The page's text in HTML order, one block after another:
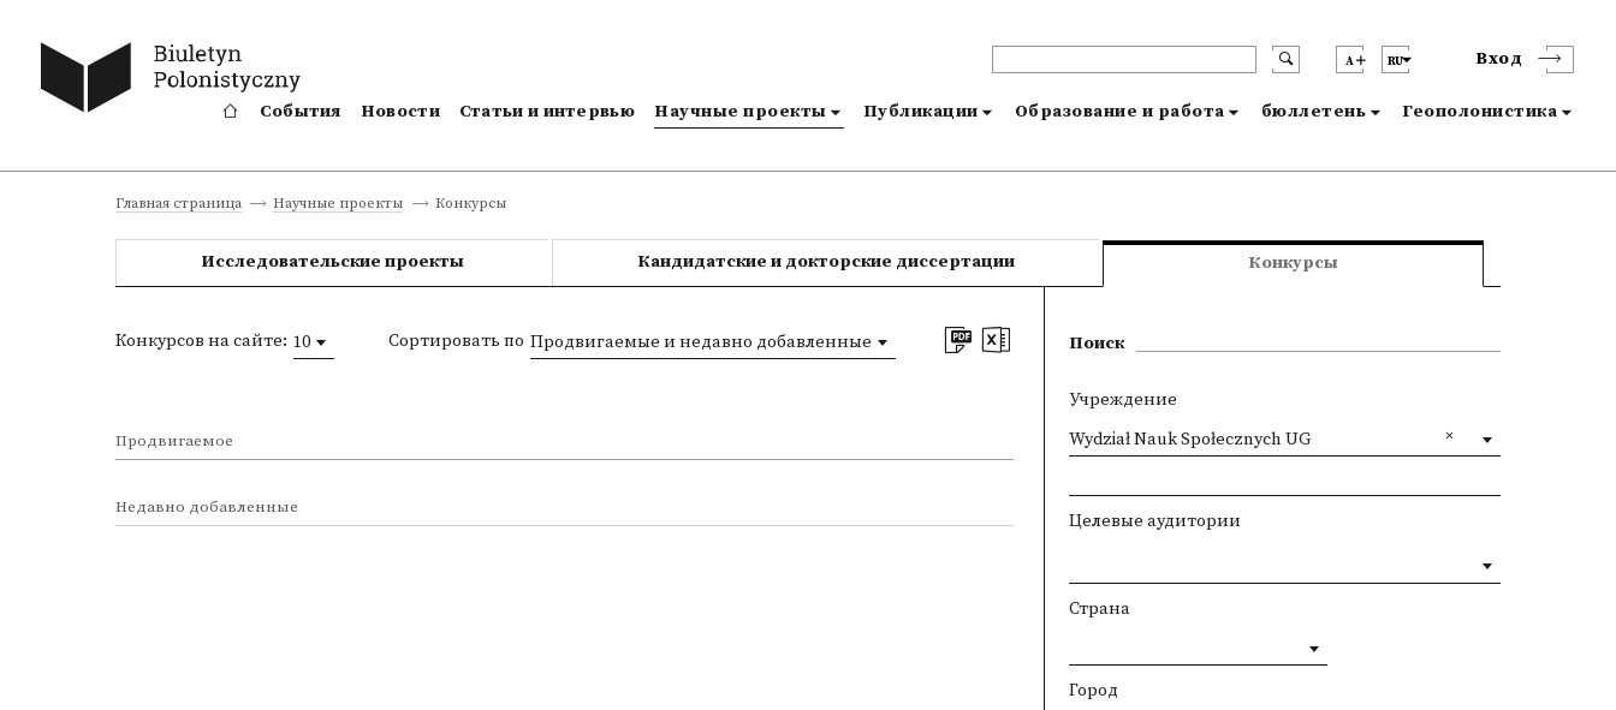
A RU Вход
События Новости Статьи и интервью Научные проекты Публикации Образование и работа бюллетень Геополонистика
Главная страница Научные проекты Конкурсы
Исследовательские проекты Кандидатские и докторские диссертации Конкурсы
Конкурсов на сайте: 10 Сортировать по Продвигаемые и недавно добавленные
Продвигаемое
Недавно добавленные
Поиск
Учреждение
Wydział Nauk Społecznych UG
Целевые аудитории
Страна
Город